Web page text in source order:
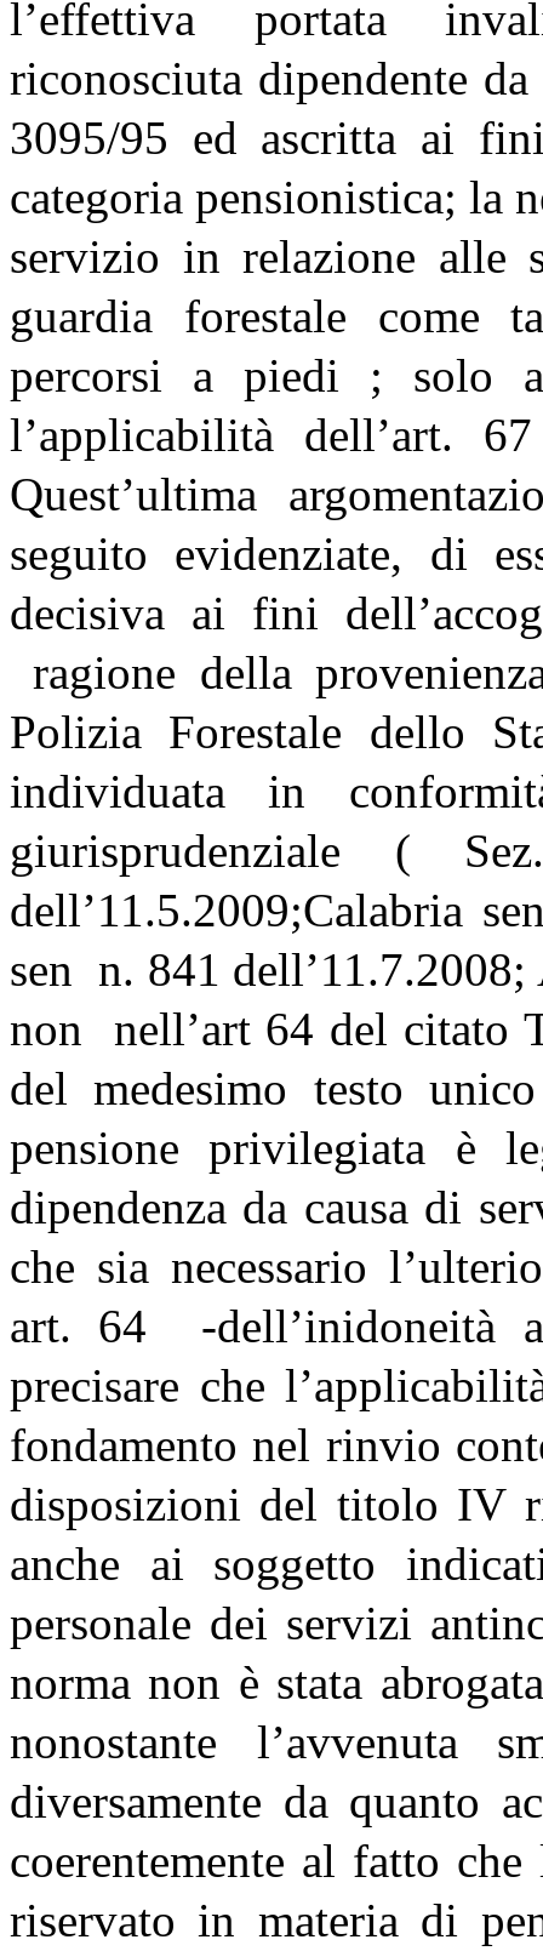
l’effettiva portata
riconosciuta dipendente
3095/95 ed ascritta ai
categoria pensionistica; la
servizio in relazione alle
guardia forestale come
percorsi a piedi ; solo
l’applicabilità dell’art.
Quest’ultima
seguito evidenziate, di
decisiva ai fini
ragione della
Polizia Forestale dello
individuata in
giurisprudenziale (
dell’11.5.2009;Calabria
sen n. 841
non nell’art 64 del citato
del medesimo testo
pensione privilegiata è
dipendenza da causa di
che sia necessario
art. 64 -dell’inidoneità
precisare che
fondamento nel rinvio
disposizioni del titolo IV
anche ai soggetto
personale dei servizi
norma non è stata
nonostante l’avvenuta
diversamente da quanto
coerentemente al fatto
riservato in materia di